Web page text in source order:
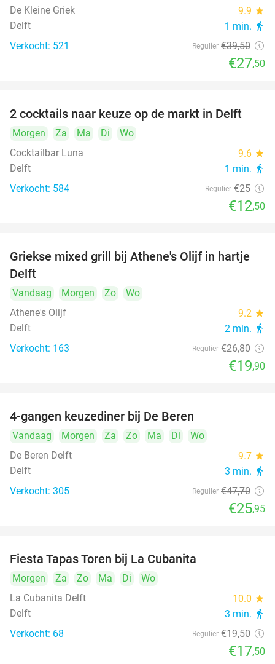
De Kleine Griek
9.9 star
Delft 1 min. directions_walk
Verkocht: 521 Regulier €39,50
€27,50
50%
2 cocktails naar keuze op de markt in Delft
Morgen Za Ma Di
Wo
Cocktailbar Luna
9.6 star
Delft 1 min. directions_walk
Verkocht: 584 Regulier €25
€12,50
26%
Griekse mixed grill bij Athene's Olijf in hartje
Delft
Vandaag Morgen Zo
Wo
Athene's Olijf
9.2 star
Delft 2 min. directions_walk
Verkocht: 163 Regulier €26,80
€19,90
4-gangen keuzediner bij De Beren
Vandaag Morgen Za Zo Ma Di
Wo
De Beren Delft
9.7 star
Delft 3 min. directions_walk
Verkocht: 305 Regulier €47,70
€25,95
Fiesta Tapas Toren bij La Cubanita
Morgen Za Zo Ma Di
Wo
La Cubanita Delft
10.0 star
Delft 3 min. directions_walk
Verkocht: 68 Regulier €19,50
€17,50